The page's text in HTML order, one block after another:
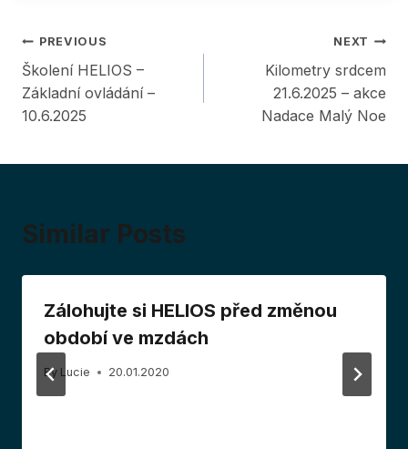
Post
navigation
PREVIOUS
Školení HELIOS –
Základní ovládání –
10.6.2025
NEXT
Kilometry srdcem
21.6.2025 – akce
Nadace Malý Noe
Similar Posts
Zálohujte si HELIOS před změnou
období ve mzdách
By Lucie 20.01.2020